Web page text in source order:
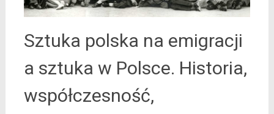
Sztuka polska na emigracji
a sztuka w Polsce. Historia,
współczesność,